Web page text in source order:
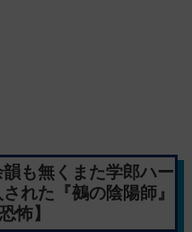
韻も無くまた学郎ハー
れた『鵺の陰陽師』
怖】